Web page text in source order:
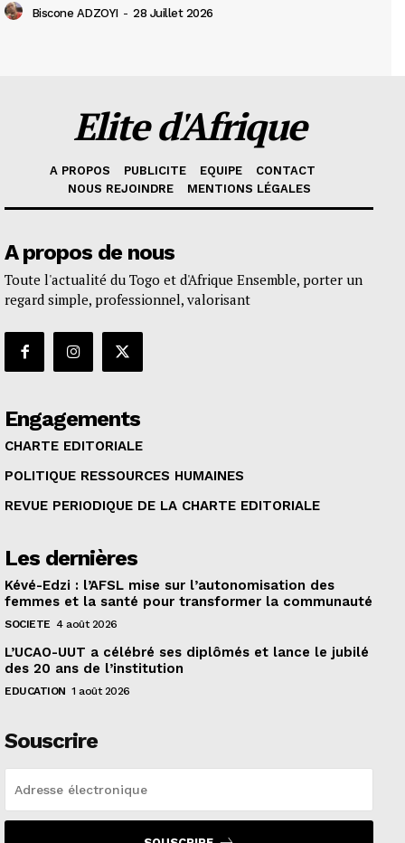
Biscone ADZOYI - 28 Juillet 2026
Elite d'Afrique
A PROPOS PUBLICITE EQUIPE
CONTACT
NOUS REJOINDRE
MENTIONS LÉGALES
A propos de nous
Toute l'actualité du Togo et d'Afrique Ensemble, porter un
regard simple, professionnel, valorisant
Engagements
CHARTE EDITORIALE
POLITIQUE RESSOURCES HUMAINES
REVUE PERIODIQUE DE LA CHARTE EDITORIALE
Les dernières
Kévé-Edzi : l’AFSL mise sur l’autonomisation des
femmes et la santé pour transformer la communauté
SOCIETE 4 août 2026
L’UCAO-UUT a célébré ses diplômés et lance le jubilé
des 20 ans de l’institution
EDUCATION 1 août 2026
Souscrire